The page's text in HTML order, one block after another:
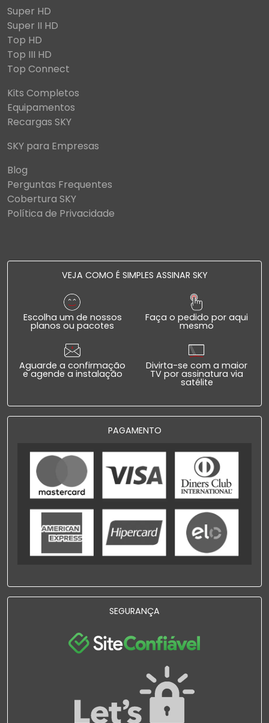
Super HD
Super II HD
Top HD
Top III HD
Top Connect
Kits Completos
Equipamentos
Recargas SKY
SKY para Empresas
Blog
Perguntas Frequentes
Cobertura SKY
Política de Privacidade
VEJA COMO É SIMPLES ASSINAR SKY
Escolha um de nossos
planos ou pacotes
Faça o pedido por aqui
mesmo
Aguarde a confirmação
e agende a instalação
Divirta-se com a maior
TV por assinatura via
satélite
PAGAMENTO
SEGURANÇA